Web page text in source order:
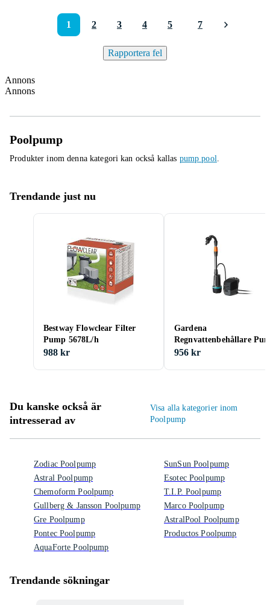
1 2 3 4 5 7
Rapportera fel
Annons
Annons
Poolpump
Produkter inom denna kategori kan också kallas pump pool.
Trendande just nu
Bestway Flowclear Filter
Pump 5678L/h
988 kr
Gardena
Regnvattenbehållare
2400 Comfort 18V
956 kr
Du kanske också är
intresserad av
Visa alla kategorier inom
Poolpump
Zodiac Poolpump
Astral Poolpump
Chemoform Poolpump
Gullberg & Jansson Poolpump
Gre Poolpump
Pontec Poolpump
AquaForte Poolpump
SunSun Poolpump
Esotec Poolpump
T.I.P. Poolpump
Marco Poolpump
AstralPool Poolpump
Productos Poolpump
Trendande sökningar